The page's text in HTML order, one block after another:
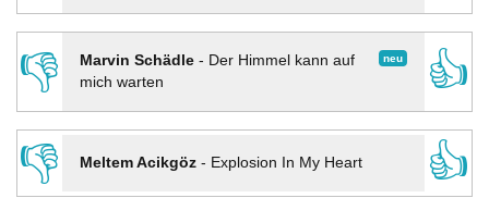
👎 neu
Marvin Schädle- Der Himmel kann auf
mich warten
👍
👎
Meltem Acikgöz- Explosion In My Heart
👍